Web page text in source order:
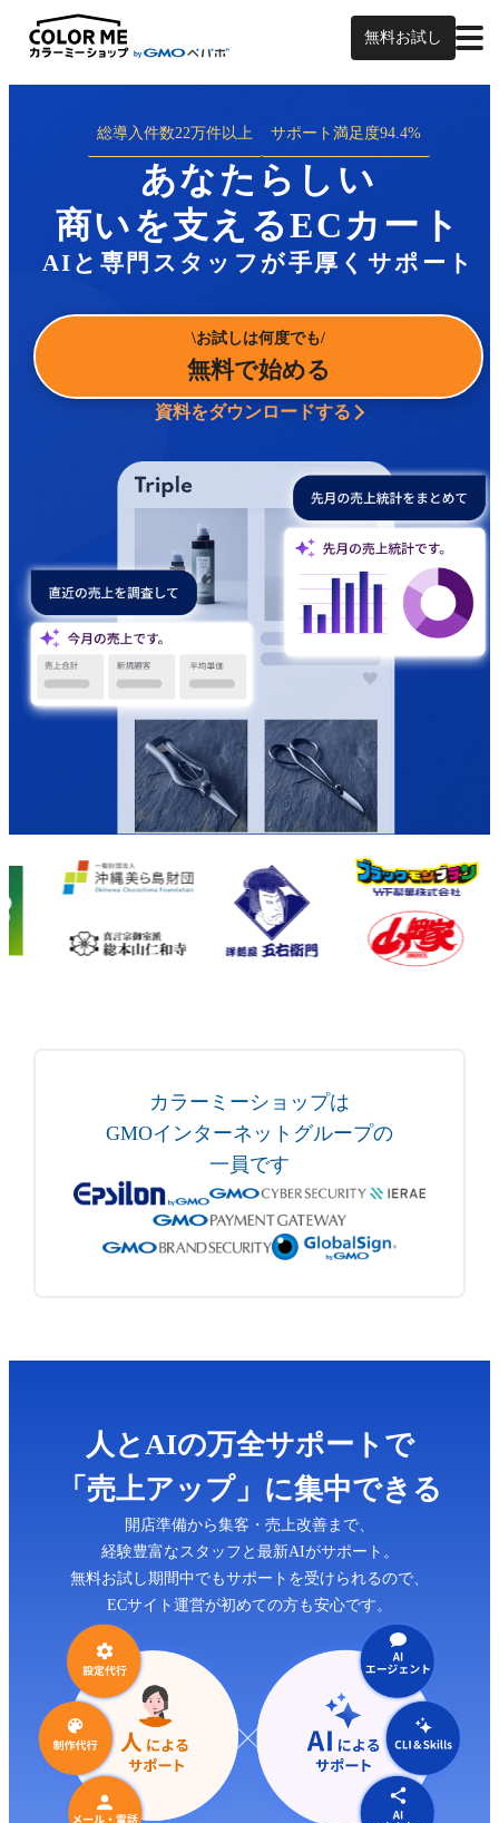
無料お試し
総導入件数22万件以上 サポート満足度94.4%
あなたらしい
商いを支えるECカート
AIと専門スタッフが手厚くサポート
お試しは何度でも
無料で始める
資料をダウンロードする
カラーミーショップは
GMOインターネットグループの
一員です
人とAIの万全サポートで
「売上アップ」に集中できる
開店準備から集客・売上改善まで、
経験豊富なスタッフと最新AIがサポート。
無料お試し期間中でもサポートを受けられるので、
ECサイト運営が初めての方も安心です。